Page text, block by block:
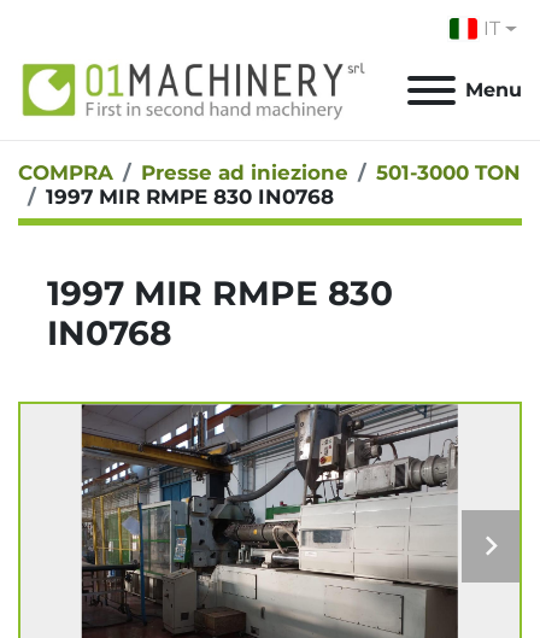
IT
Menu
COMPRA Presse ad iniezione
501-3000 TON
1997 MIR RMPE 830 IN0768
1997 MIR RMPE 830
IN0768